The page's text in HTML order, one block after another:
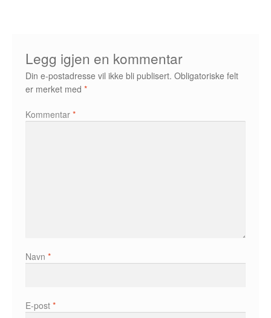
Øyvind Lauvdahl
Berliac
Bjørn Bjarre
Esben S. Titland
Legg igjen en kommentar
Din e-postadresse vil ikke bli publisert. Obligatoriske felt
er merket med*
Kommentar*
Navn*
E-post*